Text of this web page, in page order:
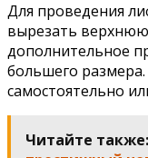
Для проведения
вырезать верхнюю
дополнительное
большего
самостоятельно
Читайте также: